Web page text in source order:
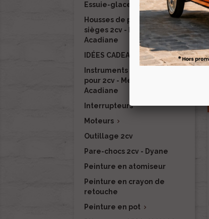
Essuie-glace / Lave-glace
Housses de protection de
sièges 2cv - Dyane -
Acadiane
IDÉES CADEAUX
Instruments de mesure
pour 2cv - Méhari - Dyane -
Acadiane
Interrupteurs
Moteurs 
Outillage 2cv
Pare-chocs 2cv - Dyane
Peinture en atomiseur
Peinture en crayon de
retouche
Peinture en pot 